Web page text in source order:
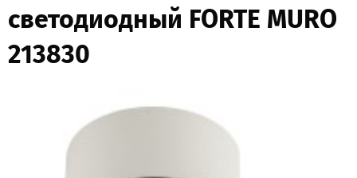
светодиодный FORTE MURO
213830